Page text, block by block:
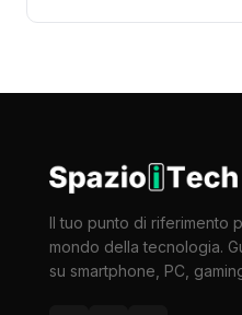
Il tuo punto di riferimento
mondo della tecnologia.
su smartphone, PC,